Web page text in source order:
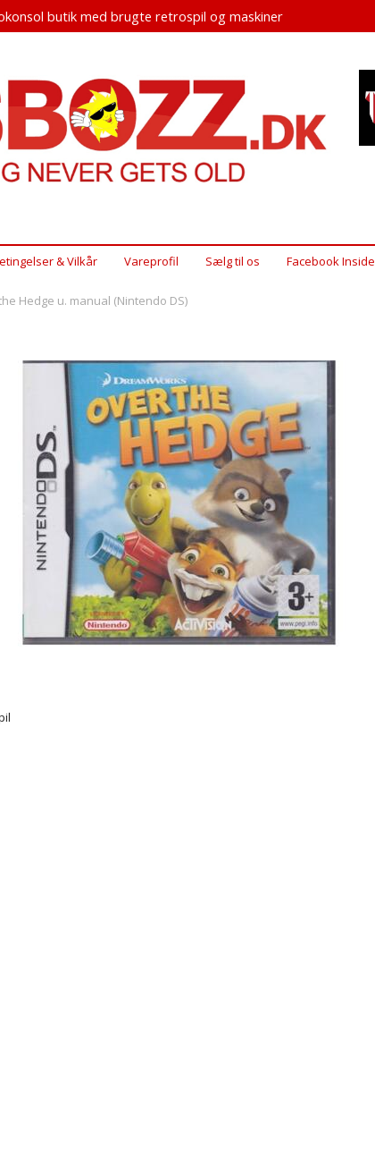
butik med brugte retrospil og maskiner
& Vilkår Vareprofil Sælg til os Facebook Inside
Hedge u. manual (Nintendo DS)